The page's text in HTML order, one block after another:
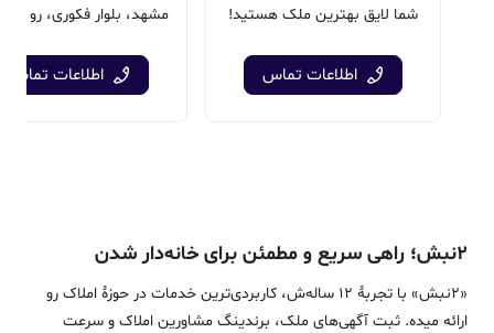
شما لایق بهترین ملک هستید!
اطلاعات تماس اطلاعات تماس
۲نبش؛ راهی سریع و مطمئن برای خانه‌دار شدن
«2نبش» با تجربۀ 12 ساله‌ش، کاربردی‌ترین خدمات در حوزۀ املاک رو
ارائه میده. ثبت آگهی‌های ملک، برندینگ مشاورین املاک و سرعت